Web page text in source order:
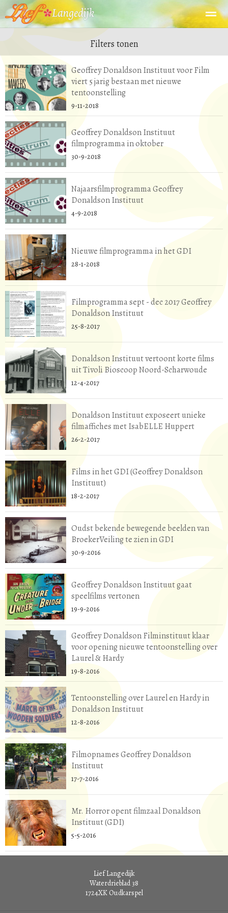
Home Zoeken Nieuws Agenda
Filters tonen
Geoffrey Donaldson Instituut voor Film
viert 5 jarig bestaan met nieuwe
tentoonstelling
9-11-2018
Geoffrey Donaldson Instituut
filmprogramma in oktober
30-9-2018
Najaarsfilmprogramma Geoffrey
Donaldson Instituut
4-9-2018
Nieuwe filmprogramma in het GDI
28-1-2018
Filmprogramma sept - dec 2017 Geoffrey
Donaldson Instituut
25-8-2017
Donaldson Instituut vertoont korte films
uit Tivoli Bioscoop Noord-Scharwoude
12-4-2017
Donaldson Instituut exposeert unieke
filmaffiches met IsabELLE Huppert
26-2-2017
Films in het GDI (Geoffrey Donaldson
Instituut)
18-2-2017
Oudst bekende bewegende beelden van
BroekerVeiling te zien in GDI
30-9-2016
Geoffrey Donaldson Instituut gaat
speelfilms vertonen
19-9-2016
Geoffrey Donaldson Filminstituut klaar
voor opening nieuwe tentoonstelling over
Laurel & Hardy
19-8-2016
Tentoonstelling over Laurel en Hardy in
Donaldson Instituut
12-8-2016
Filmopnames Geoffrey Donaldson
Instituut
17-7-2016
Mr. Horror opent filmzaal Donaldson
Instituut (GDI)
5-5-2016
Lief Langedijk
Waterdrieblad 38
1724XK Oudkarspel